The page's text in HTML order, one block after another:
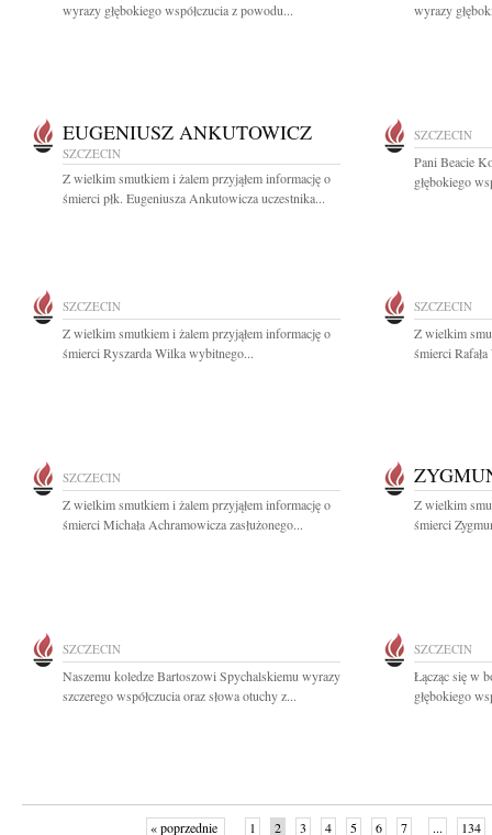
wyrazy głębokiego współczucia z powodu...
wyrazy
EUGENIUSZ ANKUTOWICZ
SZCZECIN
Z wielkim smutkiem i żalem przyjąłem informację o
śmierci płk. Eugeniusza Ankutowicza uczestnika...
SZCZECIN
Pani Beacie
głębokiego
SZCZECIN
Z wielkim smutkiem i żalem przyjąłem informację o
śmierci Ryszarda Wilka wybitnego...
SZCZECIN
Z wielkim
śmierci
SZCZECIN
Z wielkim smutkiem i żalem przyjąłem informację o
śmierci Michała Achramowicza zasłużonego...
Z wielkim
śmierci
SZCZECIN
Naszemu koledze Bartoszowi Spychalskiemu wyrazy
szczerego współczucia oraz słowa otuchy z...
SZCZECIN
Łącząc się w
głębokiego
« poprzednie 1 2 3 4 5 6 7 ... 134